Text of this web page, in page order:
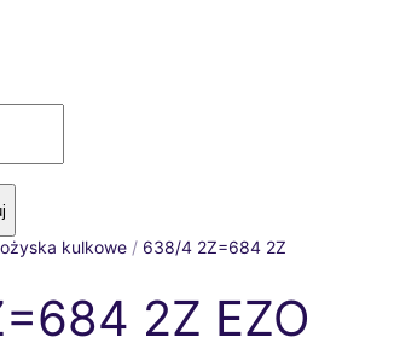
kulkowe / 638/4 2Z=684 2Z
2Z EZO